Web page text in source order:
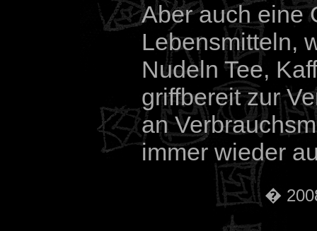
Aber auch eine
Lebensmitteln,
Nudeln Tee,
griffbereit zur
an
immer wieder
�